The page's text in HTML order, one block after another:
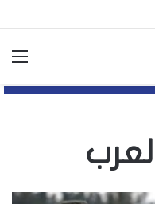
سبتة يهدد بتكرارها